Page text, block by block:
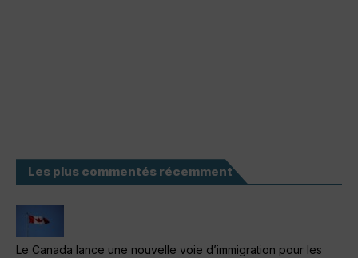
Les plus commentés récemment
Le Canada lance une nouvelle voie d’immigration pour les